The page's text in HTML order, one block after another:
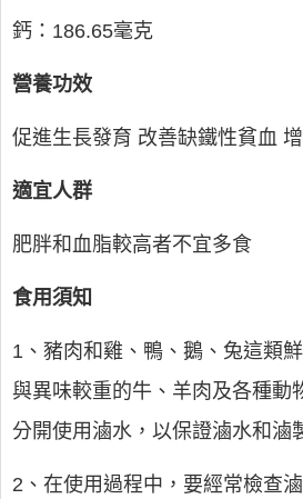
鈣：186.65毫克
營養功效
促進生長發育 改善缺鐵性貧血
適宜人群
肥胖和血脂較高者不宜多食
食用須知
1、豬肉和雞、鴨、鵝、兔這類
與異味較重的牛、羊肉及各種動
分開使用滷水，以保證滷水和滷
2、在使用過程中，要經常檢查